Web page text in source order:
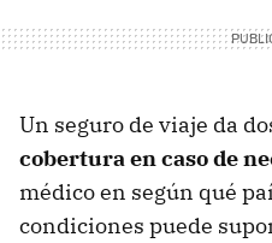
Un seguro de viaje da
cobertura en caso de
médico en según qué
condiciones puede